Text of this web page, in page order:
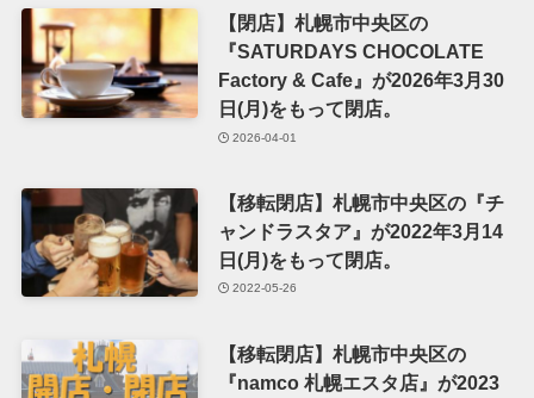
【閉店】札幌市中央区の
『SATURDAYS CHOCOLATE
Factory & Cafe』が2026年3月30
日(月)をもって閉店。
2026-04-01
【移転閉店】札幌市中央区の『チ
ャンドラスタア』が2022年3月14
日(月)をもって閉店。
2022-05-26
【移転閉店】札幌市中央区の
『namco 札幌エスタ店』が2023